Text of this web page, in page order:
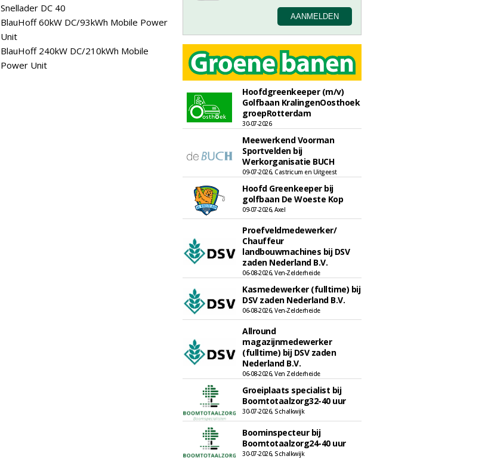
Snellader DC 40
BlauHoff 60kW DC/93kWh Mobile Power
Unit
BlauHoff 240kW DC/210kWh Mobile
Power Unit
Hoofdgreenkeeper (m/v)
Golfbaan KralingenOosthoek
groepRotterdam
30-07-2026
Meewerkend Voorman
Sportvelden bij
Werkorganisatie BUCH
09-07-2026, Castricum en Uitgeest
Hoofd Greenkeeper bij
golfbaan De Woeste Kop
09-07-2026, Axel
Proefveldmedewerker/
Chauffeur
landbouwmachines bij DSV
zaden Nederland B.V.
06-08-2026, Ven-Zelderheide
Kasmedewerker (fulltime) bij
DSV zaden Nederland B.V.
06-08-2026, Ven-Zelderheide
Allround
magazijnmedewerker
(fulltime) bij DSV zaden
Nederland B.V.
06-08-2026, Ven Zelderheide
Groeiplaats specialist bij
Boomtotaalzorg32-40 uur
30-07-2026, Schalkwijk
Boominspecteur bij
Boomtotaalzorg24-40 uur
30-07-2026, Schalkwijk